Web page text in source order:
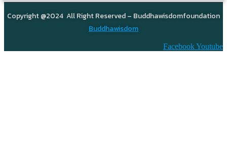
Copyright @2024 All Right Reserved – Buddhawisdomfoundation
Buddhawisdom
FacebookYoutube